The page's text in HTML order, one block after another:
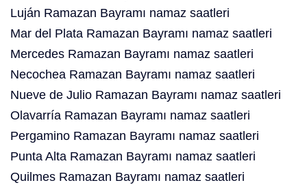
Luján Ramazan Bayramı namaz saatleri
Mar del Plata Ramazan Bayramı namaz saatleri
Mercedes Ramazan Bayramı namaz saatleri
Necochea Ramazan Bayramı namaz saatleri
Nueve de Julio Ramazan Bayramı namaz saatleri
Olavarría Ramazan Bayramı namaz saatleri
Pergamino Ramazan Bayramı namaz saatleri
Punta Alta Ramazan Bayramı namaz saatleri
Quilmes Ramazan Bayramı namaz saatleri